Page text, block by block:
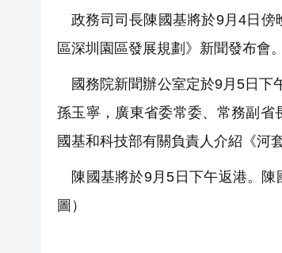
政務司司長陳國基將於9月4日傍
區深圳園區發展規劃》新聞發布會。
國務院新聞辦公室定於9月5日下
孫玉寧，廣東省委常委、常務副
國基和科技部有關負責人介紹《河
陳國基將於9月5日下午返港。 陳
圖）